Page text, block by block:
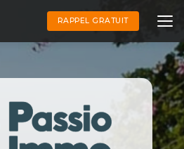
RAPPEL GRATUIT